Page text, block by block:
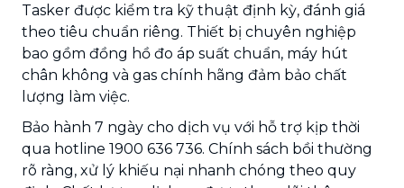
Tasker được kiểm tra kỹ thuật định kỳ, đánh giá
theo tiêu chuẩn riêng. Thiết bị chuyên nghiệp
bao gồm đồng hồ đo áp suất chuẩn, máy hút
chân không và gas chính hãng đảm bảo chất
lượng làm việc.
Bảo hành 7 ngày cho dịch vụ với hỗ trợ kịp thời
qua hotline 1900 636 736. Chính sách bồi thường
rõ ràng, xử lý khiếu nại nhanh chóng theo quy